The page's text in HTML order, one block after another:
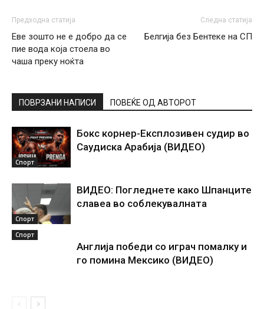
Предходна статија
Еве зошто не е добро да се
пие вода која стоела во
чаша преку ноќта
Следна статија
Белгија без Бентеке на СП
ПОВРЗАНИ НАПИСИ ПОВЕЌЕ ОД АВТОРОТ
Спорт
Бокс корнер-Експлозивен судир во
Саудиска Арабија (ВИДЕО)
Спорт
ВИДЕО: Погледнете како Шпанците
славеа во соблекувалната
Спорт
Англија победи со играч помалку и
го помина Мексико (ВИДЕО)